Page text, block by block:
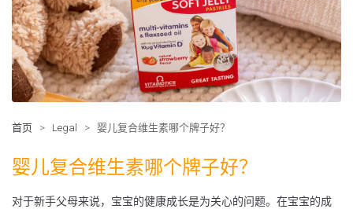
首页 > Legal > 婴儿复合维生素哪个牌子好？
婴儿复合维生素哪个牌子好？
对于新手父母来说，宝宝的健康成长是为关心的问题。在宝宝的成